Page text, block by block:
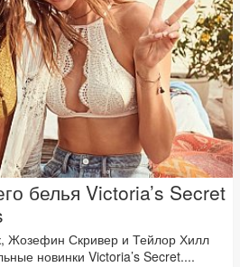
белья Victoria’s Secret
Жозефин Скривер и Тейлор Хилл
новинки Victoria’s Secret....